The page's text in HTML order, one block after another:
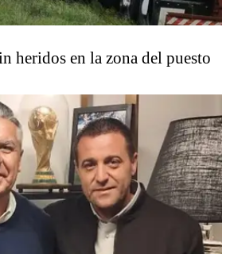
heridos en la zona del puesto